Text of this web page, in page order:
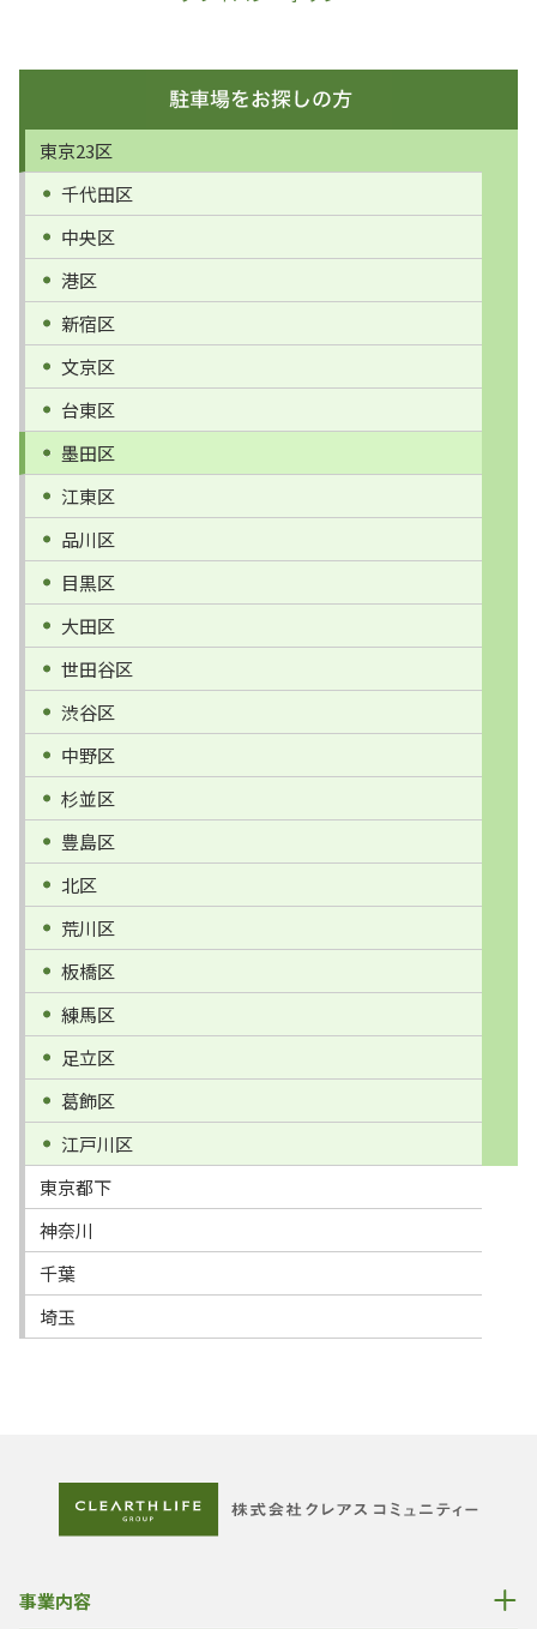
東京23区
千代田区
中央区
港区
新宿区
文京区
台東区
墨田区
江東区
品川区
目黒区
大田区
世田谷区
渋谷区
中野区
杉並区
豊島区
北区
荒川区
板橋区
練馬区
足立区
葛飾区
江戸川区
東京都下
神奈川
千葉
埼玉
事業内容